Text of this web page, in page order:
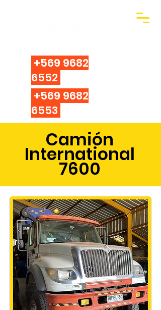
+569 9682
6552
+569 9682
6553
Camión
International
7600